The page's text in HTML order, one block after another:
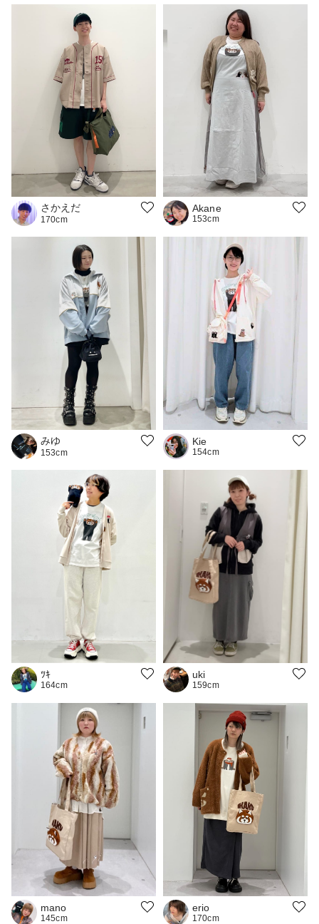
さかえだ
170cm
Akane
153cm
みゆ
153cm
Kie
154cm
ﾂｷ
164cm
uki
159cm
mano
145cm
erio
170cm